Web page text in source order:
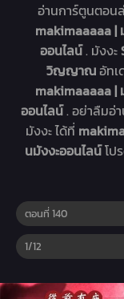
อ่านการ์ตูนตอน
makimaaaaa |
ออนไลน์. มังงะ
วิญญาณอัท
makimaaaaa |
ออนไลน์. อย่าลืมอ่
มังงะ ได้ที่
นมังงะออนไลน์โป